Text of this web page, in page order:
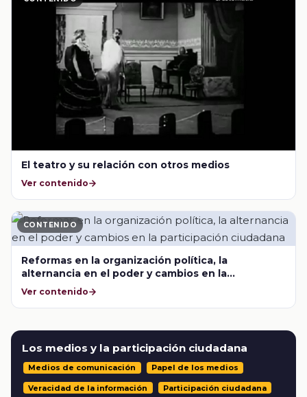
El teatro y su relación con otros medios
Ver contenido
CONTENIDO
Reformas en la organización política, la
alternancia en el poder y cambios en la
participación ciudadana
Ver contenido
Los medios y la participación ciudadana
Medios de comunicación Papel de los medios
Veracidad de la información Participación ciudadana